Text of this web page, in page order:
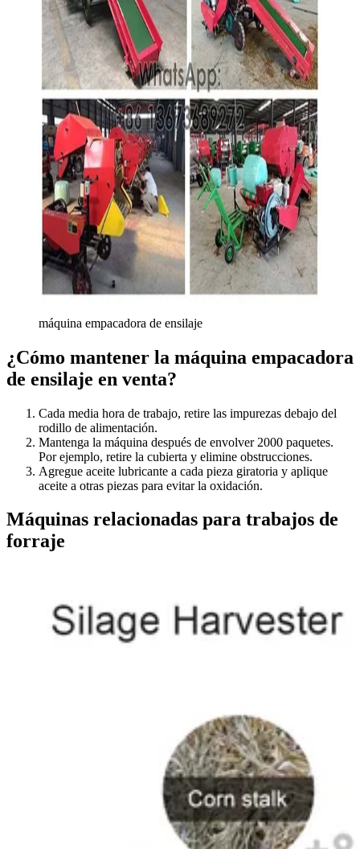
máquina empacadora de ensilaje
¿Cómo mantener la máquina empacadora
de ensilaje en venta?
Cada media hora de trabajo, retire las impurezas debajo del
rodillo de alimentación.
Mantenga la máquina después de envolver 2000 paquetes.
Por ejemplo, retire la cubierta y elimine obstrucciones.
Agregue aceite lubricante a cada pieza giratoria y aplique
aceite a otras piezas para evitar la oxidación.
Máquinas relacionadas para trabajos de
forraje